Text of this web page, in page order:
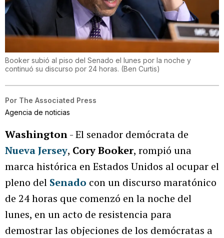
Booker subió al piso del Senado el lunes por la noche y
continuó su discurso por 24 horas. (Ben Curtis)
Por The Associated Press
Agencia de noticias
Washington- El senador demócrata de
Nueva Jersey, Cory Booker, rompió una
marca histórica en Estados Unidos al ocupar el
pleno del Senado con un discurso maratónico
de 24 horas que comenzó en la noche del
lunes, en un acto de resistencia para
demostrar las objeciones de los demócratas a